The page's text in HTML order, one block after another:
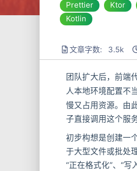
Prettier Ktor
Kotlin
文章字数: 3.5k
团队扩大后，前端
人本地环境配置不
慢又占用资源。由
子直接调用这个服
初步构想是创建一
于大型文件或批处
“正在格式化”、“